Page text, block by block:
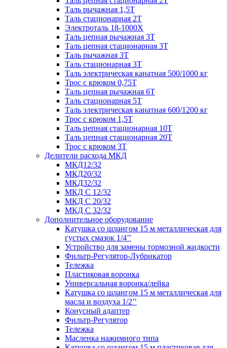
Таль рычажная 1,5Т
Таль стационарная 2Т
Электроталь 18-1000X
Таль цепная рычажная 3Т
Таль цепная стационарная 3Т
Таль рычажная 3Т
Таль стационарная 3Т
Таль электрическая канатная 500/1000 кг
Трос с крюком 0,75Т
Таль цепная рычажная 6Т
Таль стационарная 5Т
Таль электрическая канатная 600/1200 кг
Трос с крюком 1,5Т
Таль цепная стационарная 10Т
Таль цепная стационарная 20Т
Трос с крюком 3Т
Делители расхода МКД
МКД12/32
МКД20/32
МКД32/32
МКД С 12/32
МКД С 20/32
МКД С 32/32
Дополнительное оборудование
Катушка со шлангом 15 м металлическая для
густых смазок 1/4’’
Устройство для замены тормозной жидкости
Фильтр-Регулятор-Лубрикатор
Тележка
Пластиковая воронка
Универсальная воронка/лейка
Катушка со шлангом 15 м металлическая для
масла и воздуха 1/2’’
Конусный адаптер
Фильтр-Регулятор
Тележка
Масленка нажимного типа